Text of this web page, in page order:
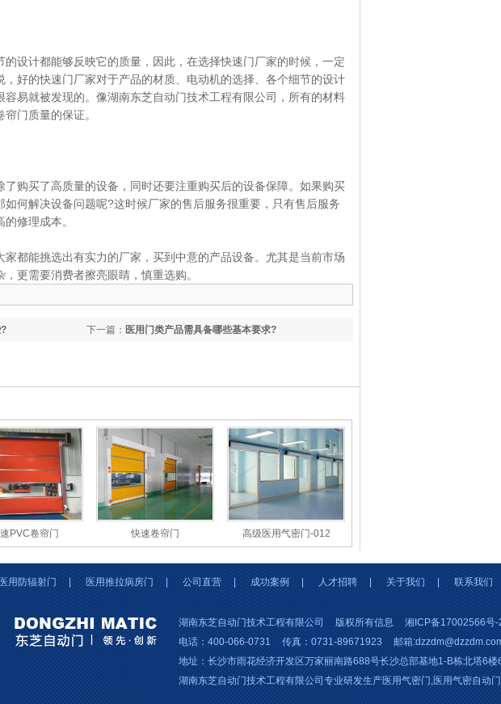
计都能够反映它的质量，因此，在选择快速门厂家的时候，一定
好的快速门厂家对于产品的材质、电动机的选择、各个细节的设计
易就被发现的。像湖南东芝自动门技术工程有限公司，所有的材料
门质量的保证。
购买了高质量的设备，同时还要注重购买后的设备保障。如果购买
何解决设备问题呢?这时候厂家的售后服务很重要，只有售后服务
修理成本。
能挑选出有实力的厂家，买到中意的产品设备。尤其是当前市场
更需要消费者擦亮眼睛，慎重选购。
下一篇： 医用门类产品需具备哪些基本要求?
PVC卷帘门 快速卷帘门 高级医用气密门-012
医用防辐射门 医用推拉病房门 公司直营 成功案例 人才招聘 关于我们 联系我们
湖南东芝自动门技术工程有限公司 版权所有信息
湘ICP备17002566号-
电话：400-066-0731
传真：0731-89671923
邮箱
地址：长沙市雨花经济开发区万家丽南路688号长沙总部基地1-B栋北塔6楼
湖南东芝自动门技术工程有限公司专业研发生产医用气密门,医用气密自动门